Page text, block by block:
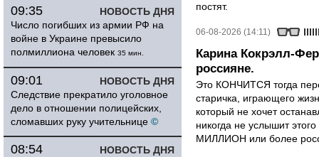
НОВОСТЬ ДНЯ
09:35
Число погибших из армии РФ на
войне в Украине превысило
полмиллиона человек 35 мин.
НОВОСТЬ ДНЯ
09:01
Следствие прекратило уголовное
дело в отношении полицейских,
сломавших руку учительнице ©
НОВОСТЬ ДНЯ
08:54
постят.
06-08-2026 (14:11)
Карина Кокрэлл-
россияне.
Это КОНЧИТСЯ тогда
старичка, играющего
который не хочет
никогда не услышит
МИЛЛИОН или более